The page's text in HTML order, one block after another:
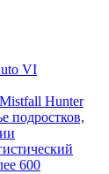
VI
Hunter
подростков,
600